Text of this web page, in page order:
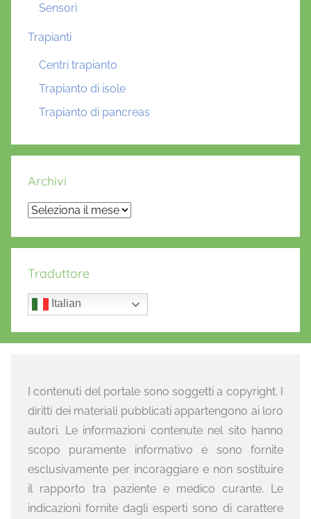
Sensori
Trapianti
Centri trapianto
Trapianto di isole
Trapianto di pancreas
Archivi
Archivi
Traduttore
Italian
I contenuti del portale sono soggetti a copyright. I
diritti dei materiali pubblicati appartengono ai loro
autori. Le informazioni contenute nel sito hanno
scopo puramente informativo e sono fornite
esclusivamente per incoraggiare e non sostituire
il rapporto tra paziente e medico curante. Le
indicazioni fornite dagli esperti sono di carattere